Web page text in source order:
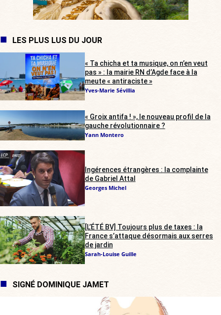
LES PLUS LUS DU JOUR
« Ta chicha et ta musique, on n’en veut
pas » : la mairie RN d’Agde face à la
meute « antiraciste »
Yves-Marie Sévillia
« Groix antifa ! », le nouveau profil de la
gauche révolutionnaire ?
Yann Montero
Ingérences étrangères : la complainte
de Gabriel Attal
Georges Michel
[L’ÉTÉ BV] Toujours plus de taxes : la
France s’attaque désormais aux serres
de jardin
Sarah-Louise Guille
SIGNÉ DOMINIQUE JAMET